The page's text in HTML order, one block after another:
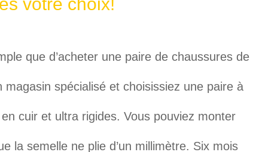
que d’acheter une paire de chaussures de
magasin spécialisé et choisissiez une paire à
cuir et ultra rigides. Vous pouviez monter
la semelle ne plie d’un millimètre. Six mois